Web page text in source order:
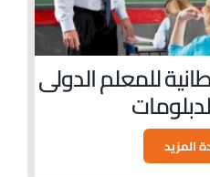
للمعلم الدولى
المزيد